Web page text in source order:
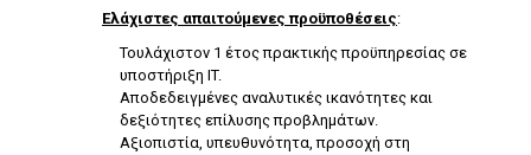
Ελάχιστες απαιτούμενες προϋποθέσεις:
Τουλάχιστον 1 έτος πρακτικής προϋπηρεσίας σε
υποστήριξη IT.
Αποδεδειγμένες αναλυτικές ικανότητες και
δεξιότητες επίλυσης προβλημάτων.
Αξιοπιστία, υπευθυνότητα, προσοχή στη